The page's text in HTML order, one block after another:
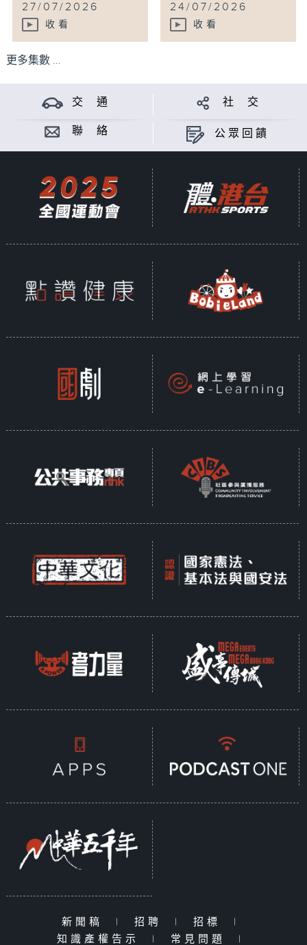
27/07/2026
收看
24/07/2026
收看
更多集數 ...
交 通 社 交
聯 絡 公眾回饋
新聞稿 | 招聘 | 招標
|
知識產權告示
| 常見問題 |